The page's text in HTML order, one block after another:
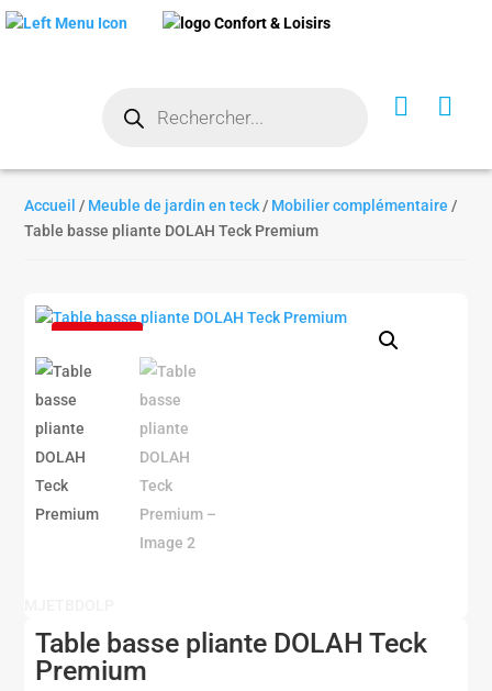
produits
 
Accueil / Meuble de jardin en teck / Mobilier complémentaire /
Table basse pliante DOLAH Teck Premium
Table basse pliante DOLAH Teck
Premium